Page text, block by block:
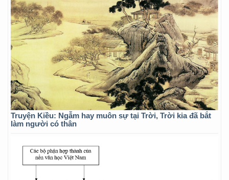
Truyện Kiều: Ngẫm hay muôn sự tại Trời, Trời kia đã bắt
làm người có thân